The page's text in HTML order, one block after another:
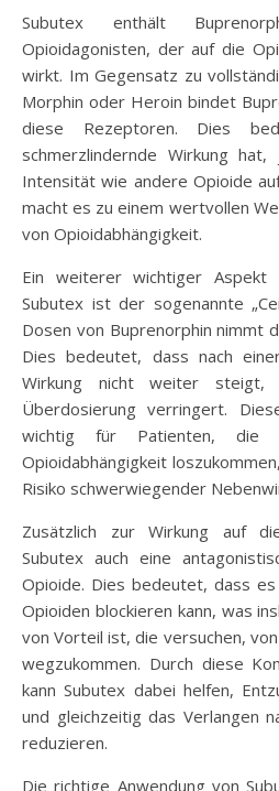
Subutex enthält
Opioidagonisten, der auf die
wirkt. Im Gegensatz zu
Morphin oder Heroin bindet
diese Rezeptoren. Dies
schmerzlindernde Wirkung
Intensität wie andere Opioide
macht es zu einem wertvollen
von Opioidabhängigkeit.
Ein weiterer wichtiger Aspekt
Subutex ist der sogenannte
Dosen von Buprenorphin nimmt
Dies bedeutet, dass nach
Wirkung nicht weiter
Überdosierung verringert.
wichtig für Patienten, die
Opioidabhängigkeit
Risiko schwerwiegender
Zusätzlich zur Wirkung auf
Subutex auch eine
Opioide. Dies bedeutet, dass
Opioiden blockieren kann, was
von Vorteil ist, die versuchen,
wegzukommen. Durch diese
kann Subutex dabei helfen,
und gleichzeitig das Verlangen
reduzieren.
Die richtige Anwendung von